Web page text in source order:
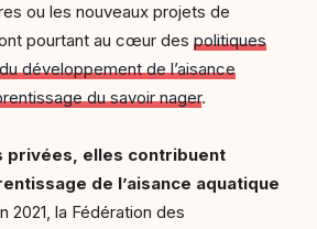
ou les nouveaux projets de
pourtant au cœur des politiques
développement de l’aisance
du savoir nager.
privées, elles contribuent
de l’aisance aquatique
2021, la Fédération des